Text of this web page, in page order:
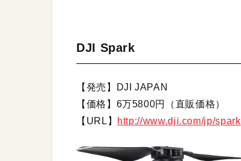
DJI Spark
【発売】DJI JAPAN
【価格】6万5800円（直販価格）
【URL】
http://www.dji.com/jp/spark